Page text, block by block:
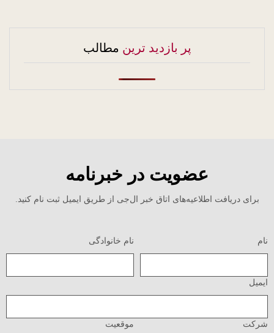
پر بازدید ترین مطالب
عضویت در خبرنامه
برای دریافت اطلاعیه‌های اتاق خبر ال‌جی از طریق ایمیل ثبت نام کنید.
نام نام خانوادگی
ایمیل
شرکت موقعیت